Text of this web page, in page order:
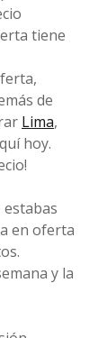
tiene
de
Lima,
hoy.
estabas
en oferta
y la